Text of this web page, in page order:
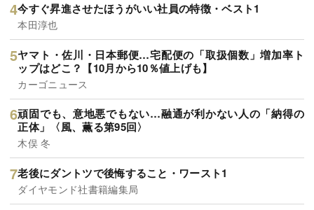
今すぐ昇進させたほうがいい社員の特徴・ベスト1
本田淳也
ヤマト・佐川・日本郵便…宅配便の「取扱個数」増加率ト
ップはどこ？【10月から10％値上げも】
カーゴニュース
頑固でも、意地悪でもない…融通が利かない人の「納得の
正体」〈風、薫る第95回〉
木俣 冬
老後にダントツで後悔すること・ワースト1
ダイヤモンド社書籍編集局